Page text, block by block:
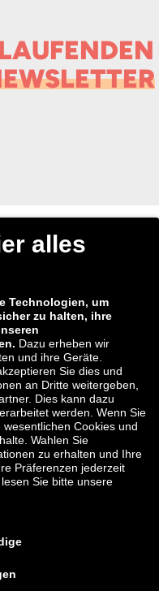
Newsletters zu.
Daten im
Wir möchten Sie
hinweisen. Dieser
Ihrer Daten